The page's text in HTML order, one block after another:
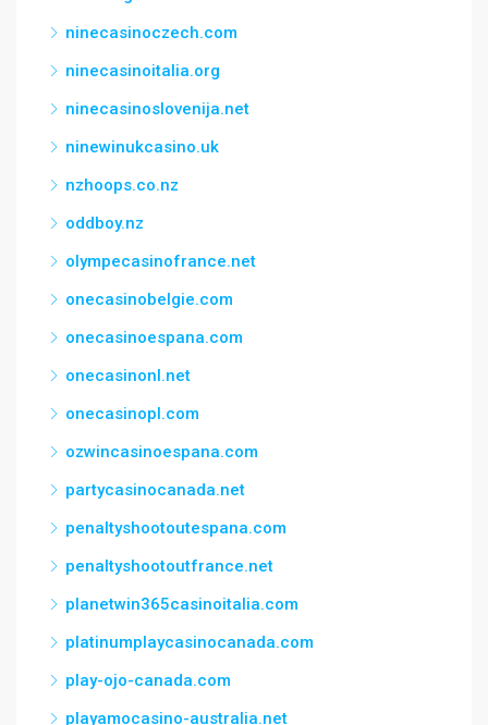
ninecasinoczech.com
ninecasinoitalia.org
ninecasinoslovenija.net
ninewinukcasino.uk
nzhoops.co.nz
oddboy.nz
olympecasinofrance.net
onecasinobelgie.com
onecasinoespana.com
onecasinonl.net
onecasinopl.com
ozwincasinoespana.com
partycasinocanada.net
penaltyshootoutespana.com
penaltyshootoutfrance.net
planetwin365casinoitalia.com
platinumplaycasinocanada.com
play-ojo-canada.com
playamocasino-australia.net